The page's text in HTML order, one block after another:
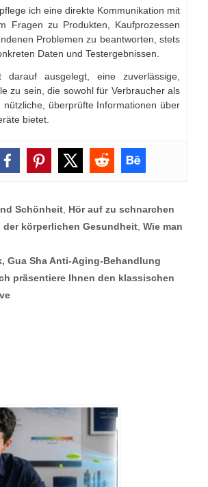
ich eine direkte Kommunikation mit
Fragen zu Produkten, Kaufprozessen
Problemen zu beantworten, stets
Daten und Testergebnissen.
ausgelegt, eine zuverlässige,
zu sein, die sowohl für Verbraucher als
nützliche, überprüfte Informationen über
bietet.
Schönheit Hör auf zu schnarchen
der körperlichen Gesundheit ,Wie man
Gua Sha Anti-Aging-Behandlung
präsentiere Ihnen den klassischen